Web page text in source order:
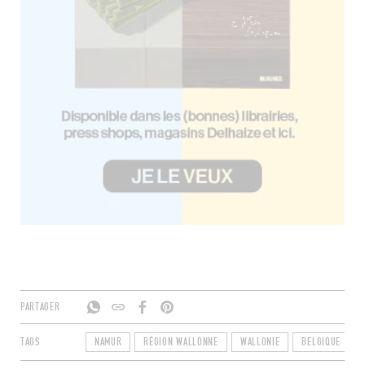
PARTAGER
TAGS NAMUR RÉGION WALLONNE WALLONIE BELGIQUE